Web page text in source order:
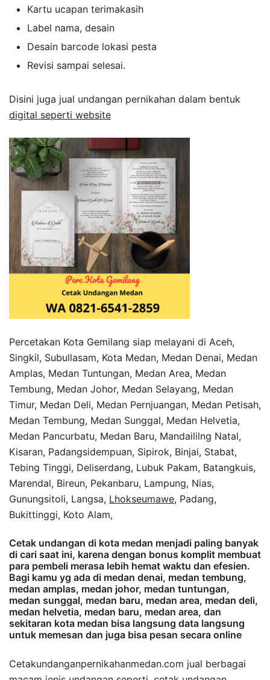
Kartu ucapan terimakasih
Label nama, desain
Desain barcode lokasi pesta
Revisi sampai selesai.
Disini juga jual undangan pernikahan dalam bentuk
digital seperti website
Percetakan Kota Gemilang siap melayani di Aceh,
Singkil, Subullasam, Kota Medan, Medan Denai, Medan
Amplas, Medan Tuntungan, Medan Area, Medan
Tembung, Medan Johor, Medan Selayang, Medan
Timur, Medan Deli, Medan Pernjuangan, Medan Petisah,
Medan Tembung, Medan Sunggal, Medan Helvetia,
Medan Pancurbatu, Medan Baru, Mandaililng Natal,
Kisaran, Padangsidempuan, Sipirok, Binjai, Stabat,
Tebing Tinggi, Deliserdang, Lubuk Pakam, Batangkuis,
Marendal, Bireun, Pekanbaru, Lampung, Nias,
Gunungsitoli, Langsa, Lhokseumawe, Padang,
Bukittinggi, Koto Alam,
Cetak undangan di kota medan menjadi paling banyak
di cari saat ini, karena dengan bonus komplit membuat
para pembeli merasa lebih hemat waktu dan efesien.
Bagi kamu yg ada di medan denai, medan tembung,
medan amplas, medan johor, medan tuntungan,
medan sunggal, medan baru, medan area, medan deli,
medan helvetia, medan baru, medan area, dan
sekitaran kota medan bisa langsung data langsung
untuk memesan dan juga bisa pesan secara online
Cetakundanganpernikahanmedan.com jual berbagai